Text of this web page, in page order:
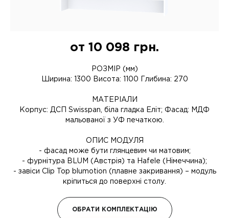
от 10 098 грн.
РОЗМІР (мм)
Ширина: 1300 Висота: 1100 Глибина: 270
МАТЕРІАЛИ
Корпус: ДСП Swisspan, біла гладка Еліт; Фасад: МДФ
мальованої з УФ печаткою.
ОПИС МОДУЛЯ
- фасад може бути глянцевим чи матовим;
- фурнітура BLUM (Австрія) та Hafele (Німеччина);
- завіси Clip Top blumotion (плавне закривання) – модуль
кріпиться до поверхні столу.
ОБРАТИ КОМПЛЕКТАЦІЮ